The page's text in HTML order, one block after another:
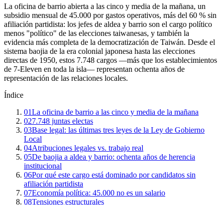
La oficina de barrio abierta a las cinco y media de la mañana, un
subsidio mensual de 45.000 por gastos operativos, más del 60 % sin
afiliación partidista: los jefes de aldea y barrio son el cargo político
menos "político" de las elecciones taiwanesas, y también la
evidencia más completa de la democratización de Taiwán. Desde el
sistema baojia de la era colonial japonesa hasta las elecciones
directas de 1950, estos 7.748 cargos —más que los establecimientos
de 7-Eleven en toda la isla— representan ochenta años de
representación de las relaciones locales.
Índice
01La oficina de barrio a las cinco y media de la mañana
027.748 juntas electas
03Base legal: las últimas tres leyes de la Ley de Gobierno
Local
04Atribuciones legales vs. trabajo real
05De baojia a aldea y barrio: ochenta años de herencia
institucional
06Por qué este cargo está dominado por candidatos sin
afiliación partidista
07Economía política: 45.000 no es un salario
08Tensiones estructurales